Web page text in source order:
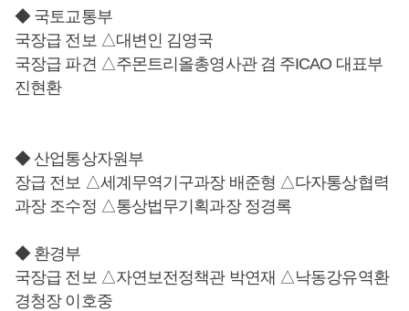
◆ 국토교통부
국장급 전보 △대변인 김영국
국장급 파견 △주몬트리올총영사관 겸 주ICAO 대표부
진현환
◆ 산업통상자원부
장급 전보 △세계무역기구과장 배준형 △다자통상협력
과장 조수정 △통상법무기획과장 정경록
◆ 환경부
국장급 전보 △자연보전정책관 박연재 △낙동강유역환
경청장 이호중